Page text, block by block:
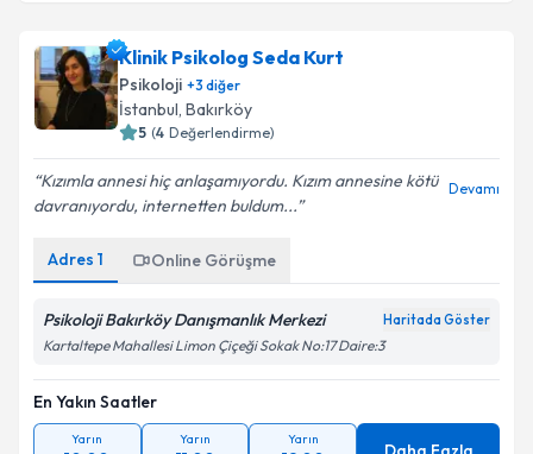
Klinik Psikolog Seda Kurt
Psikoloji +3 diğer
İstanbul, Bakırköy
5 (4 Değerlendirme)
Kızımla annesi hiç anlaşamıyordu. Kızım annesine kötü
davranıyordu, internetten buldum...
Devamı
Adres 1 Online Görüşme
Psikoloji Bakırköy Danışmanlık Merkezi Haritada Göster
Kartaltepe Mahallesi Limon Çiçeği Sokak No:17 Daire:3
En Yakın Saatler
Yarın Yarın Yarın